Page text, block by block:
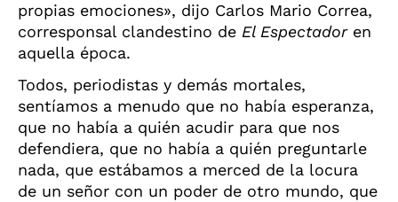
propias emociones», dijo Carlos Mario Correa,
corresponsal clandestino de El Espectadoren
aquella época.
Todos, periodistas y demás mortales,
sentíamos a menudo que no había esperanza,
que no había a quién acudir para que nos
defendiera, que no había a quién preguntarle
nada, que estábamos a merced de la locura
de un señor con un poder de otro mundo, que